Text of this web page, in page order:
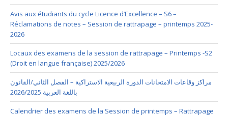
Avis aux étudiants du cycle Licence d’Excellence – S6 –
Réclamations de notes – Session de rattrapage – printemps 2025-
2026
Locaux des examens de la session de rattrapage – Printemps -S2
(Droit en langue française) 2025/2026
مراكز وقاعات الامتحانات الدورة الربيعية الاستراكية – الفصل الثاني/القانون
باللغة العربية 2026/2025
Calendrier des examens de la Session de printemps – Rattrapage